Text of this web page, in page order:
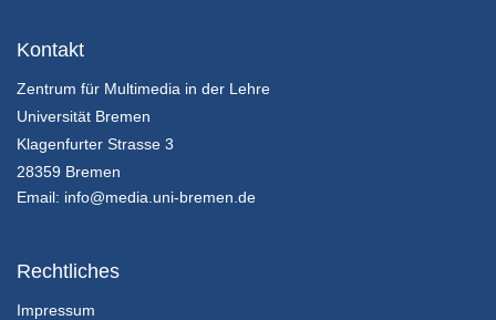
Kontakt
Zentrum für Multimedia in der Lehre
Universität Bremen
Klagenfurter Strasse 3
28359 Bremen
Email: info@media.uni-bremen.de
Rechtliches
Impressum